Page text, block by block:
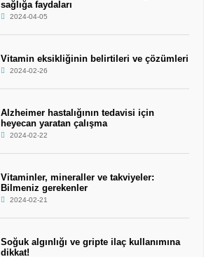
sağlığa faydaları
2024-04-05
Vitamin eksikliğinin belirtileri ve çözümleri
2024-02-26
Alzheimer hastalığının tedavisi için
heyecan yaratan çalışma
2024-02-22
Vitaminler, mineraller ve takviyeler:
Bilmeniz gerekenler
2024-02-21
Soğuk algınlığı ve gripte ilaç kullanımına
dikkat!